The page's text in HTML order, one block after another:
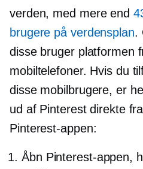
verden, med mere end
brugere på verdensplan.
disse bruger platformen
mobiltelefoner. Hvis du
disse mobilbrugere, er
ud af Pinterest direkte
Pinterest-appen:
Åbn Pinterest-appen,